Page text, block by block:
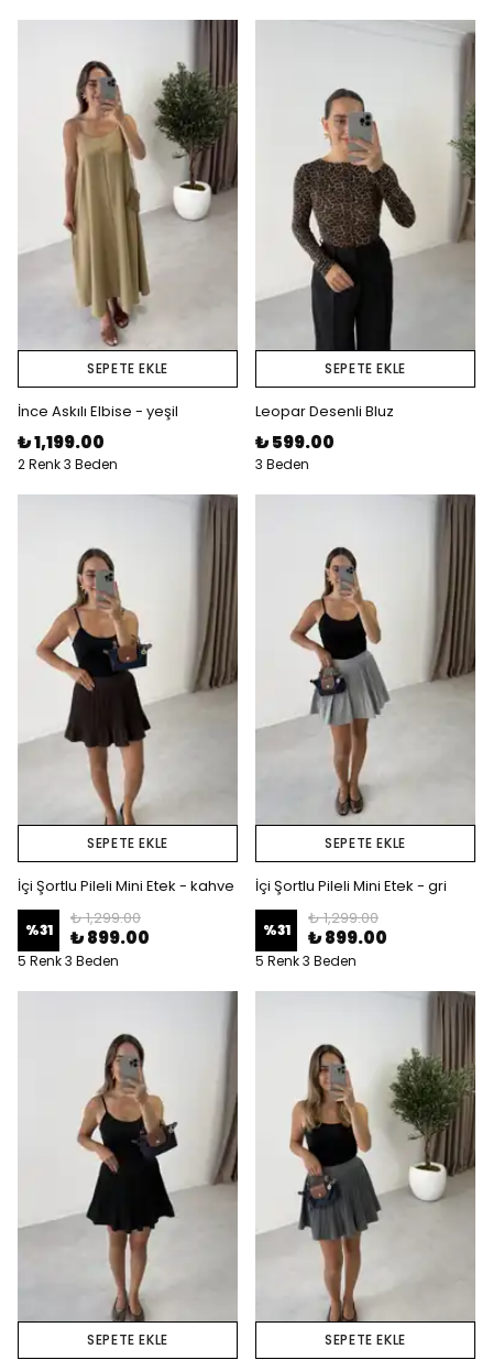
SEPETE EKLE
İnce Askılı Elbise - yeşil
₺ 1,199.00
2 Renk 3 Beden
SEPETE EKLE
Leopar Desenli Bluz
₺ 599.00
3 Beden
SEPETE EKLE
İçi Şortlu Pileli Mini Etek - kahve
%31
₺ 1,299.00
₺ 899.00
5 Renk 3 Beden
SEPETE EKLE
İçi Şortlu Pileli Mini Etek - gri
%31
₺ 1,299.00
₺ 899.00
5 Renk 3 Beden
SEPETE EKLE SEPETE EKLE